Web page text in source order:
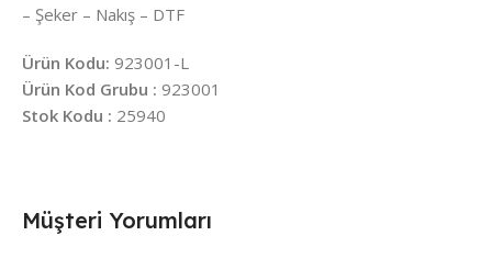
– Şeker – Nakış – DTF
Ürün Kodu: 923001-L
Ürün Kod Grubu : 923001
Stok Kodu : 25940
Müşteri Yorumları